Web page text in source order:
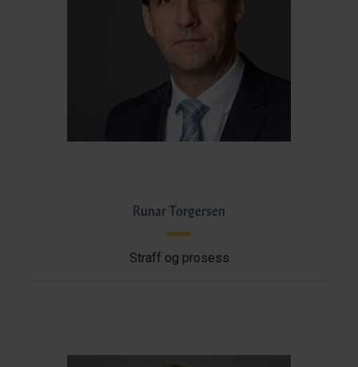
Runar Torgersen
Straff og prosess